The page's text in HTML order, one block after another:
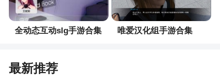
后排上路弓箭手：优先攻击后排中路
对战思路：
全动态互动slg手游合集 唯爱汉化组手游合集
最新推荐